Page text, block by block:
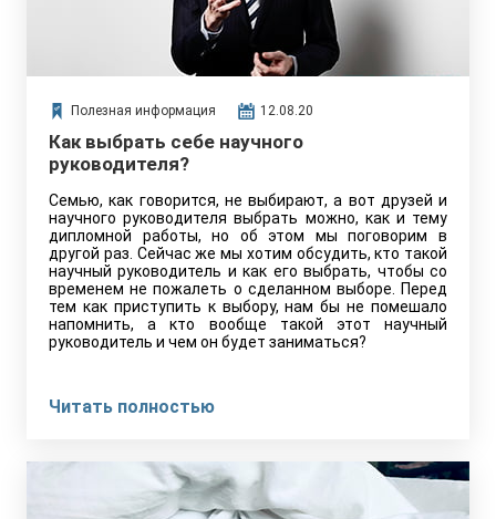
Полезная информация 12.08.20
Как выбрать себе научного
руководителя?
Семью, как говорится, не выбирают, а вот друзей и
научного руководителя выбрать можно, как и тему
дипломной работы, но об этом мы поговорим в
другой раз. Сейчас же мы хотим обсудить, кто такой
научный руководитель и как его выбрать, чтобы со
временем не пожалеть о сделанном выборе. Перед
тем как приступить к выбору, нам бы не помешало
напомнить, а кто вообще такой этот научный
руководитель и чем он будет заниматься?
Читать полностью